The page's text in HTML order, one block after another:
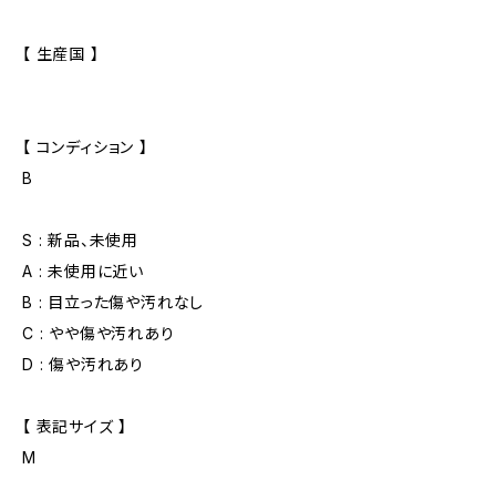
【 生産国 】
【 コンディション 】
B
S : 新品、未使用
A : 未使用に近い
B : 目立った傷や汚れなし
C : やや傷や汚れあり
D : 傷や汚れあり
【 表記サイズ 】
M